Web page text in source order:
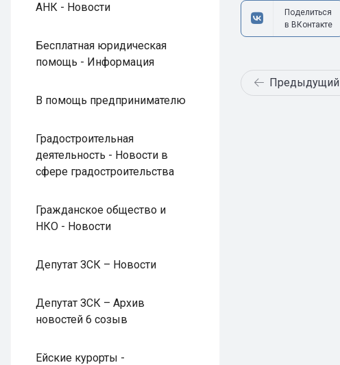
АНК - Новости
Бесплатная юридическая
помощь - Информация
В помощь предпринимателю
Градостроительная
деятельность - Новости в
сфере градостроительства
Гражданское общество и
НКО - Новости
Депутат ЗСК – Новости
Депутат ЗСК – Архив
новостей 6 созыв
Ейские курорты -
Поделиться
в ВКонтакте
Предыдущий